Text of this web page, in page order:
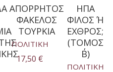
ΑΠΟΡΡΗΤΟΣ
ΦΑΚΕΛΟΣ
ΤΟΥΡΚΙΑ
ΠΟΛΙΤΙΚΗ
17,50 €
ΗΠΑ
ΦΙΛΟΣ Ή Ε
ΧΘΡΟΣ; (
ΤΟΜΟΣ Β
΄)
ΠΟΛΙΤΙΚΗ